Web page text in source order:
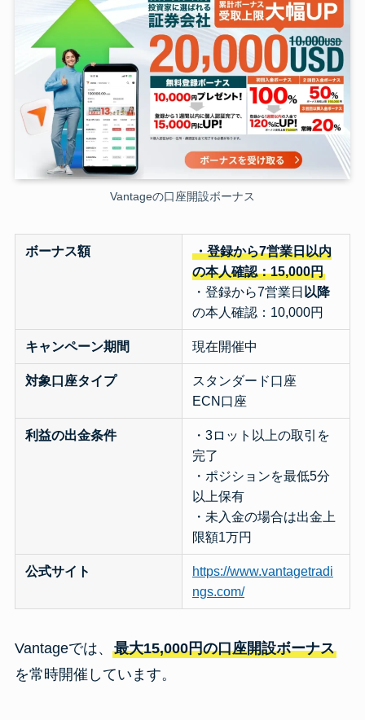
Vantageの口座開設ボーナス
ボーナス額
・登録から7営業日以内
の本人確認：15,000円
・登録から7営業日 以降
の本人確認：10,000円
キャンペーン期間 現在開催中
対象口座タイプ
スタンダード口座
ECN口座
利益の出金条件
・3ロット以上の取引を
完了
・ポジションを最低5分
以上保有
・未入金の場合は出金上
限額1万円
公式サイト
https://www.vantagetradi
ngs.com/
Vantageでは、 最大15,000円の口座開設ボーナス
を常時開催しています。